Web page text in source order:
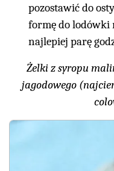
pozostawić do
formę do lodówki
najlepiej parę
Żelki z syropu
jagodowego